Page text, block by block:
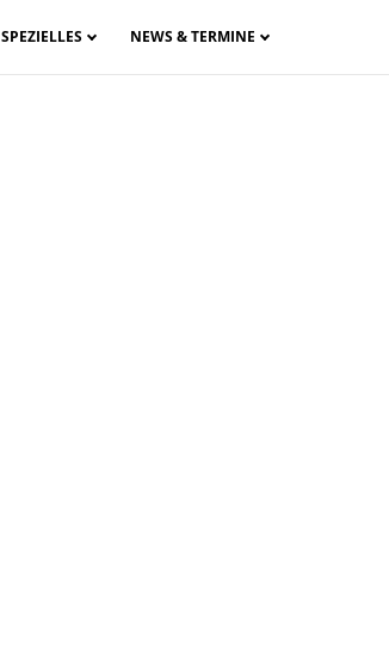
SPEZIELLES NEWS & TERMINE